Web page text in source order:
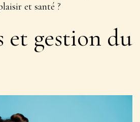
et santé ?
et gestion du